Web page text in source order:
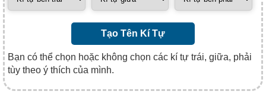
Tạo Tên Kí Tự
Bạn có thể chọn hoặc không chọn các kí tự trái, giữa, phải
tùy theo ý thích của mình.